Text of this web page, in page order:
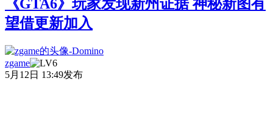
《GTA6》玩家发现新州证据 神秘新图有
望借更新加入
zgame
5月12日 13:49发布